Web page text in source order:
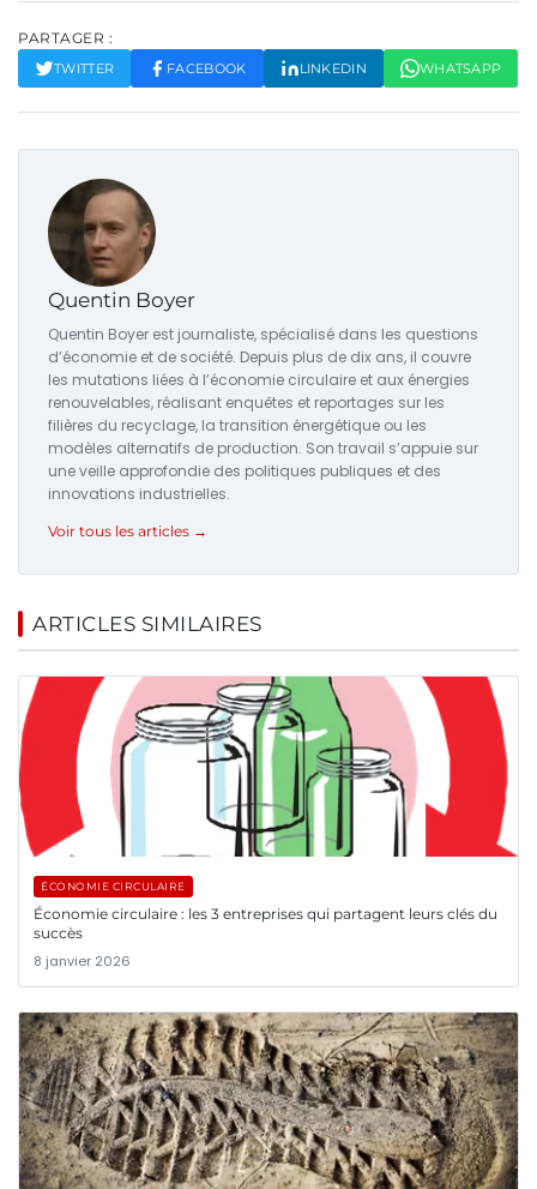
PARTAGER :
TWITTER FACEBOOK LINKEDIN WHATSAPP
Quentin Boyer
Quentin Boyer est journaliste, spécialisé dans les questions
d’économie et de société. Depuis plus de dix ans, il couvre
les mutations liées à l’économie circulaire et aux énergies
renouvelables, réalisant enquêtes et reportages sur les
filières du recyclage, la transition énergétique ou les
modèles alternatifs de production. Son travail s’appuie sur
une veille approfondie des politiques publiques et des
innovations industrielles.
Voir tous les articles →
ARTICLES SIMILAIRES
ÉCONOMIE CIRCULAIRE
Économie circulaire : les 3 entreprises qui partagent leurs clés du
succès
8 janvier 2026